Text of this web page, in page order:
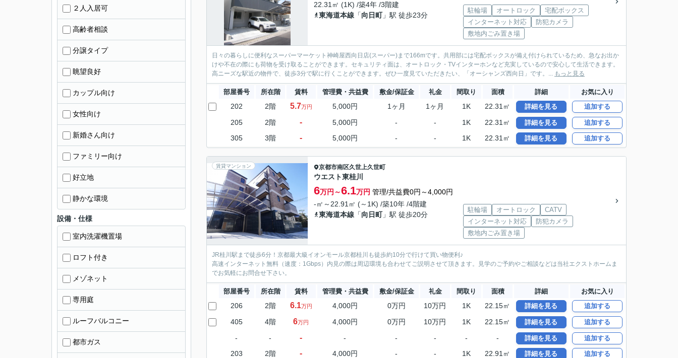
22.31㎡ (1K) /築4年 /3階建
東海道本線 「向日町」駅 徒歩23分
駐輪場 オートロック
宅配ボックス
インターネット対応
防犯カメラ
敷地内ごみ置き場
日々の暮らしに便利なスーパーマーケット神崎屋西向日店(スーパー)まで166mです。共用部には宅配ボックスが備え付けられているため、急なお出か
けや不在の際にも荷物を受け取ることができます。セキュリティ面は、オートロック・TVインターホンなど充実しているので安心して生活できます。
高ニーズな駅近の物件で、徒歩3分で駅に行くことができます。ぜひ一度見ていただきたい、「オーシャンズ西向日」です。... もっと見る
部屋番号 所在階 賃料 管理費・共益費 敷金/保証金 礼金 間取り 面積 詳細 お気に入り
202 2階 5.7万円 5,000円 1ヶ月 1ヶ月 1K 22.31㎡ 詳細を見る 追加する
205 2階 - 5,000円 - - 1K 22.31㎡ 詳細を見る 追加する
305 3階 - 5,000円 - - 1K 22.31㎡ 詳細を見る 追加する
賃貸マンション 京都市南区久世上久世町
ウエスト東桂川
6万円～6.1万円 管理/共益費0円～4,000円
-㎡～22.91㎡ (～1K) /築10年 /4階建
東海道本線 「向日町」駅 徒歩20分
駐輪場 オートロック
CATV
インターネット対応
防犯カメラ
敷地内ごみ置き場
JR桂川駅まで徒歩6分！京都最大級イオンモール京都桂川も徒歩約10分で行けて買い物便利♪
高速インターネット無料（速度：1Gbps）内見の際は周辺環境も合わせてご説明させて頂きます。見学のご予約やご相談などは当社エクストホームま
でお気軽にお問合せ下さい。
部屋番号 所在階 賃料 管理費・共益費 敷金/保証金 礼金 間取り 面積 詳細 お気に入り
206 2階 6.1万円 4,000円 0万円 10万円 1K 22.15㎡ 詳細を見る 追加する
405 4階 6万円 4,000円 0万円 10万円 1K 22.15㎡ 詳細を見る 追加する
- - - - - - - - 詳細を見る 追加する
203 2階 - 4,000円 - - 1K 22.91㎡ 詳細を見る 追加する
２人入居可
高齢者相談
分譲タイプ
眺望良好
カップル向け
女性向け
新婚さん向け
ファミリー向け
好立地
静かな環境
設備・仕様
室内洗濯機置場
ロフト付き
メゾネット
専用庭
ルーフバルコニー
都市ガス